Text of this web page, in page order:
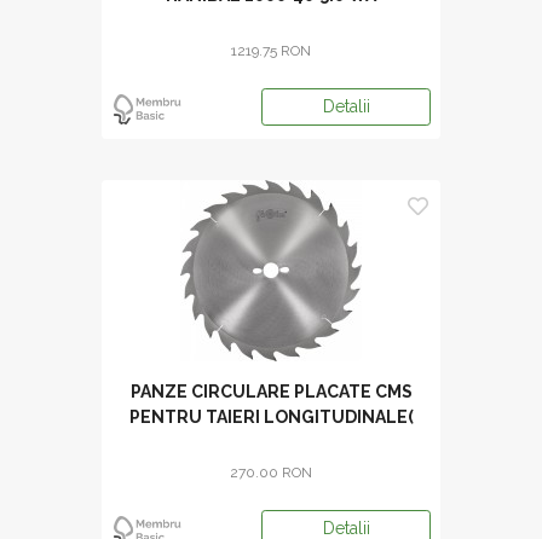
1219.75 RON
Detalii
PANZE CIRCULARE PLACATE CMS
PENTRU TAIERI LONGITUDINALE(
270.00 RON
Detalii